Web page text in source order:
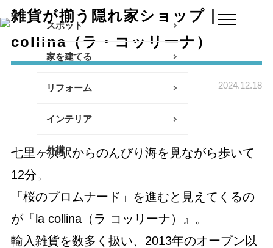
藤沢・辻堂・江ノ島エリア
茅ヶ崎・寒川エリア
南足柄・開成・山北エリア
秦野・伊勢原エリア
その他
スポット
家を建てる
リフォーム
インテリア
外構
雑貨が揃う隠れ家ショップ｜la
collina（ラ・コッリーナ）
2024.12.18
七里ヶ浜駅からのんびり海を見ながら歩いて
12分。
「桜のプロムナード」を進むと見えてくるの
が『la collina（ラ コッリーナ）』。
輸入雑貨を数多く扱い、2013年のオープン以